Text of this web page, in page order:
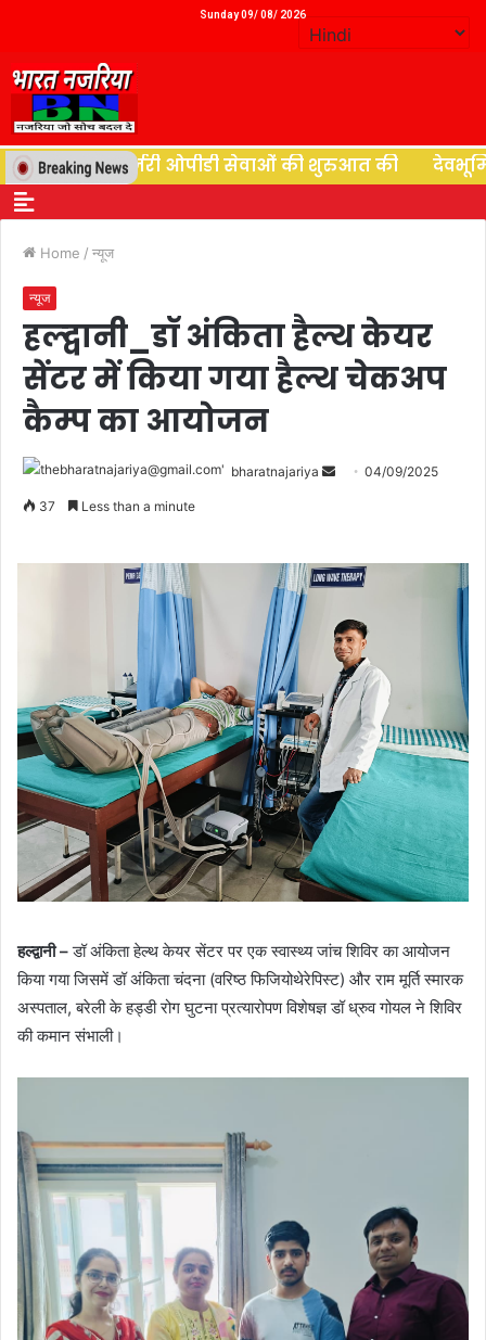
Sunday 09/ 08/ 2026
ओपीडी सेवाओं की शुरुआत की देवभूमि की देव
Home / न्यूज
न्यूज
हल्द्वानी_डॉ अंकिता हैल्थ केयर
सेंटर में किया गया हैल्थ चेकअप
कैम्प का आयोजन
bharatnajariya 04/09/2025
37 Less than a minute
हल्द्वानी –डॉ अंकिता हेल्थ केयर सेंटर पर एक स्वास्थ्य जांच शिविर का आयोजन
किया गया जिसमें डॉ अंकिता चंदना (वरिष्ठ फिजियोथेरेपिस्ट) और राम मूर्ति स्मारक
अस्पताल, बरेली के हड्डी रोग घुटना प्रत्यारोपण विशेषज्ञ डॉ ध्रुव गोयल ने शिविर
की कमान संभाली।